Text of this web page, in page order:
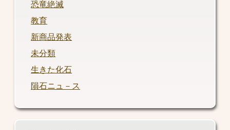
恐竜絶滅
教育
新商品発表
未分類
生きた化石
隕石ニュ－ス